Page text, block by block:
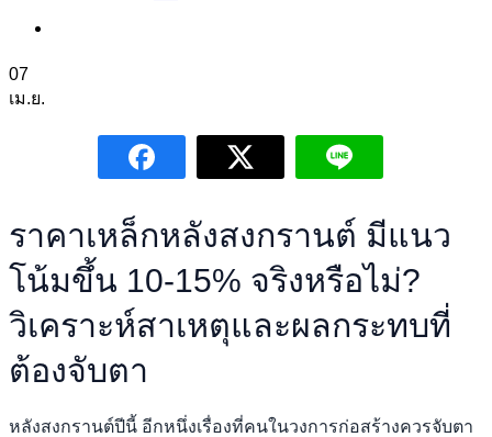
07
เม.ย.
ราคาเหล็กหลังสงกรานต์ มีแนว
โน้มขึ้น 10-15% จริงหรือไม่?
วิเคราะห์สาเหตุและผลกระทบที่
ต้องจับตา
หลังสงกรานต์ปีนี้ อีกหนึ่งเรื่องที่คนในวงการก่อสร้างควรจับตา